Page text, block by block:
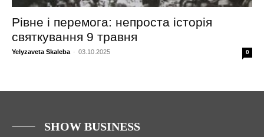
Рівне і перемога: непроста історія
святкування 9 травня
Yelyzaveta Skaleba - 03.10.2025 0
SHOW BUSINESS